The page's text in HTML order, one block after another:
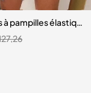
élégante, série
à pampilles